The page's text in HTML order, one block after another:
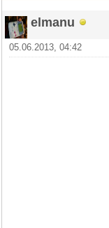
elmanu
05.06.2013, 04:42